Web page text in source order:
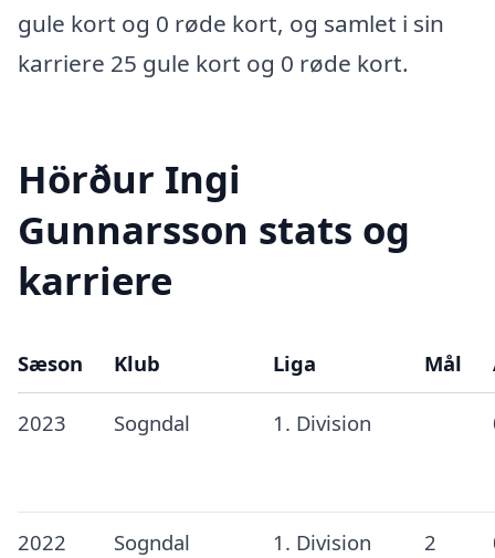
gule kort og 0 røde kort, og samlet i sin
karriere 25 gule kort og 0 røde kort.
Hörður Ingi
Gunnarsson stats og
karriere
Sæson Klub Liga Mål
2023 Sogndal 1. Division
2022 Sogndal 1. Division 2